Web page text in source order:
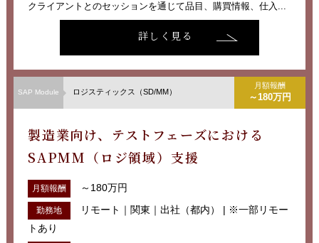
クライアントとのセッションを通じて品目、購買情報、仕入...
詳しく見る
SAP Module ロジスティックス（SD/MM）
月額報酬
～180万円
製造業向け、テストフェーズにおける
SAPMM（ロジ領域）支援
月額報酬 ～180万円
勤務地
リモート｜関東｜出社（都内） | ※一部リモー
トあり